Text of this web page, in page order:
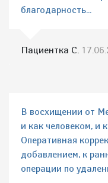
благодарность...
Пациентка С.
В восхищении от
и как человеком, и
Оперативная
добавлением, к
операции по